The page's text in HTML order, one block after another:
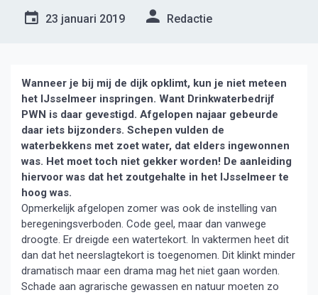
23 januari 2019 Redactie
Wanneer je bij mij de dijk opklimt, kun je niet meteen
het IJsselmeer inspringen. Want Drinkwaterbedrijf
PWN is daar gevestigd. Afgelopen najaar gebeurde
daar iets bijzonders. Schepen vulden de
waterbekkens met zoet water, dat elders ingewonnen
was. Het moet toch niet gekker worden! De aanleiding
hiervoor was dat het zoutgehalte in het IJsselmeer te
hoog was.
Opmerkelijk afgelopen zomer was ook de instelling van
beregeningsverboden. Code geel, maar dan vanwege
droogte. Er dreigde een watertekort. In vaktermen heet dit
dan dat het neerslagtekort is toegenomen. Dit klinkt minder
dramatisch maar een drama mag het niet gaan worden.
Schade aan agrarische gewassen en natuur moeten zo